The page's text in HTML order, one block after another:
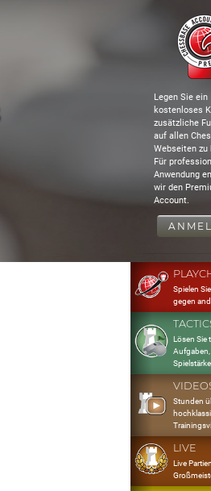
Legen Sie ein
kostenloses
zusätzliche
auf allen
Webseiten zu
Für
Anwendung
wir den
Account.
Spielen
gegen
Lösen Sie
Stunden
LIVE
Live